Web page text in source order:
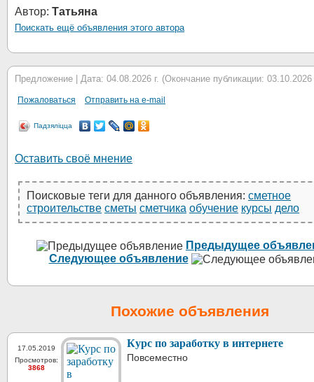
Автор: Татьяна
Поискать ещё объявления этого автора
Предложение | Дата: 04.08.2026 г. (Окончание публикации: 03.10.2026
Пожаловаться Отправить на e-mail
Падзяліцца
Оставить своё мнение
Поисковые теги для данного объявления: сметное
строительстве сметы сметчика обучение курсы дело
Предыдущее
Следующее объявление
Похожие объявления
17.05.2019
Просмотров:
3868
Курс по заработку в интернете
Повсеместно